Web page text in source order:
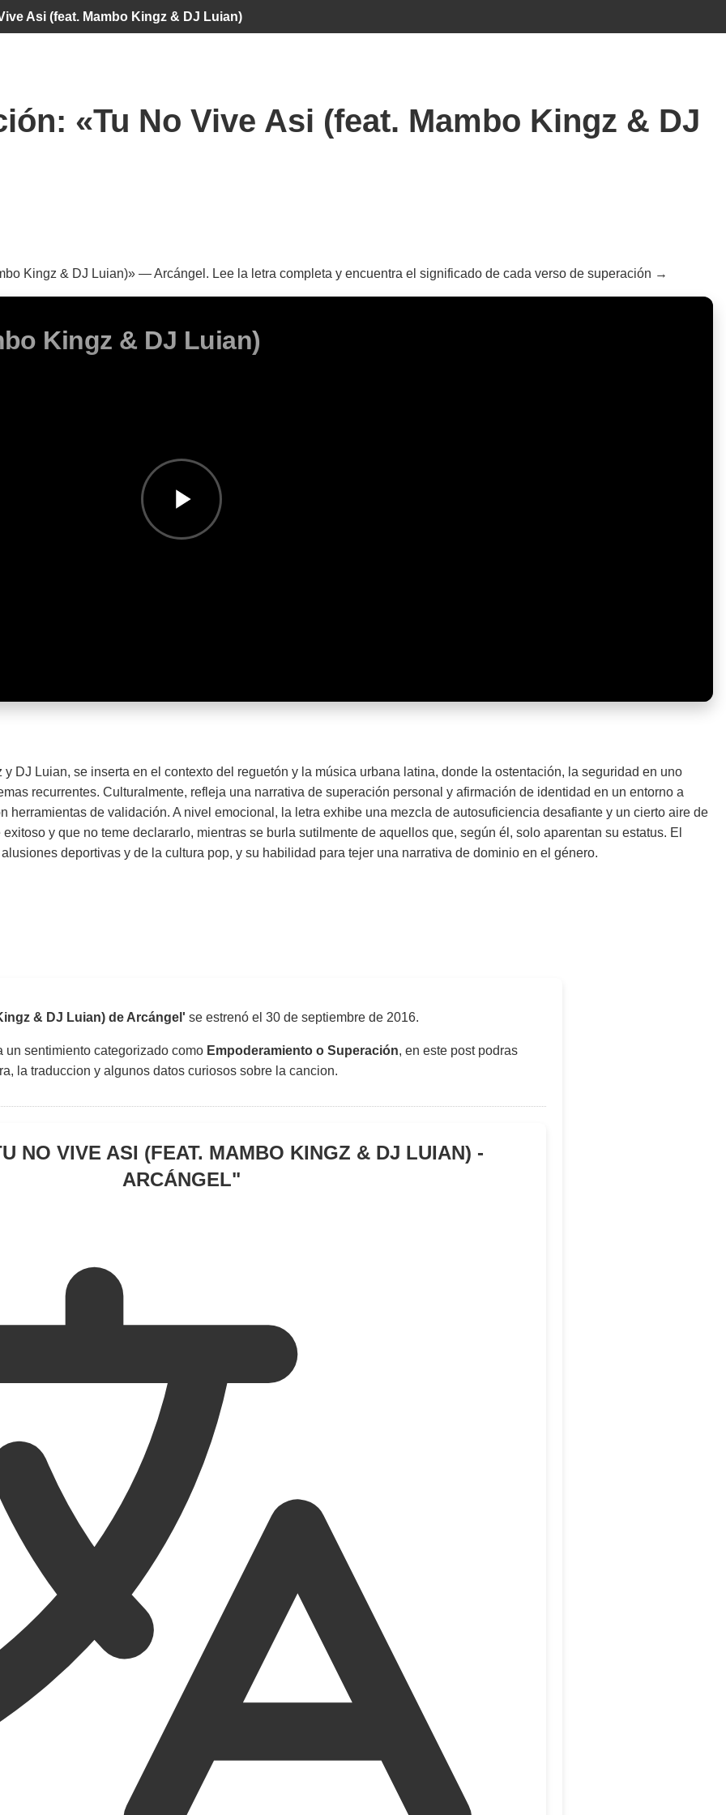
Asi (feat. Mambo Kingz & DJ Luian)
«Tu No Vive Asi (feat. Mambo Kingz & DJ
Kingz & DJ Luian)» — Arcángel. Lee la letra completa y encuentra el significado de cada verso de superación →
Kingz & DJ Luian)
DJ Luian, se inserta en el contexto del reguetón y la música urbana latina, donde la ostentación, la seguridad en uno
recurrentes. Culturalmente, refleja una narrativa de superación personal y afirmación de identidad en un entorno a
herramientas de validación. A nivel emocional, la letra exhibe una mezcla de autosuficiencia desafiante y un cierto aire de
y que no teme declararlo, mientras se burla sutilmente de aquellos que, según él, solo aparentan su estatus. El
deportivas y de la cultura pop, y su habilidad para tejer una narrativa de dominio en el género.
& DJ Luian) de Arcángel' se estrenó el 30 de septiembre de 2016.
un sentimiento categorizado como Empoderamiento o Superación, en este post podras
la traduccion y algunos datos curiosos sobre la cancion.
NO VIVE ASI (FEAT. MAMBO KINGZ & DJ LUIAN) -
ARCÁNGEL"